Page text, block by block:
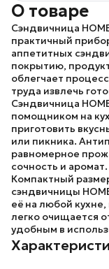
О товаре
Сэндвичница
практичный
аппетитных
покрытию,
облегчает
труда извлечь
Сэндвичница
помощником на
приготовить
или пикника.
равномерное
сочность и аромат.
Компактный
сэндвичницы
её на любой
легко очищается
удобным в